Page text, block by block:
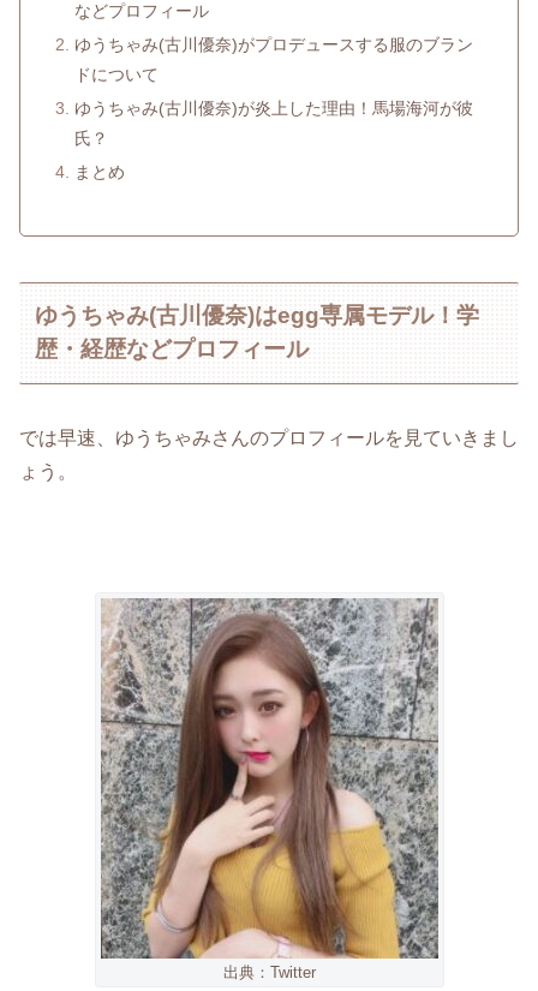
などプロフィール
ゆうちゃみ(古川優奈)がプロデュースする服のブラン
ドについて
ゆうちゃみ(古川優奈)が炎上した理由！馬場海河が彼
氏？
まとめ
ゆうちゃみ(古川優奈)はegg専属モデル！学
歴・経歴などプロフィール
では早速、ゆうちゃみさんのプロフィールを見ていきまし
ょう。
出典：Twitter